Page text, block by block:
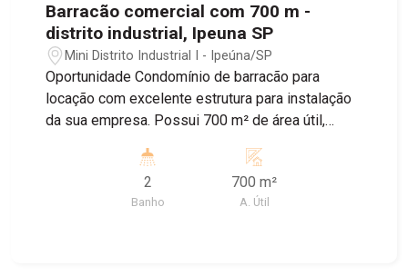
Barracão comercial com 700 m -
distrito industrial, Ipeuna SP
Mini Distrito Industrial I - Ipeúna/SP
Oportunidade Condomínio de barracão para
locação com excelente estrutura para instalação
da sua empresa. Possui 700 m² de área útil,
operações de carga e descarga, além de espaço
para estacionamento de veículos grandes, conta
com banheiros e escritório. Compartilhe - se área
2
Banho
700 m²
A. Útil